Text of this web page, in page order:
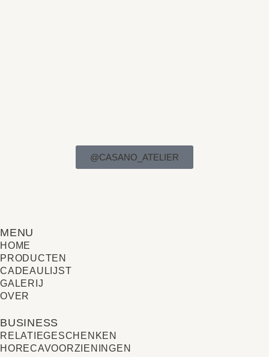
@CASANO_ATELIER
MENU
HOME
PRODUCTEN
CADEAULIJST
GALERIJ
OVER
BUSINESS
RELATIE­GESCHENKEN
HORECAVOORZIENINGEN